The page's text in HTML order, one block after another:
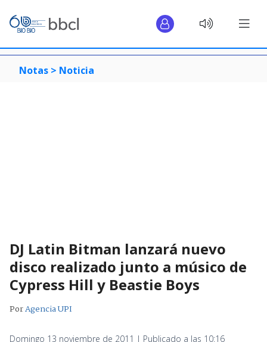
Notas > Noticia
DJ Latin Bitman lanzará nuevo
disco realizado junto a músico de
Cypress Hill y Beastie Boys
PorAgencia UPI
Domingo 13 noviembre de 2011 | Publicado a las 10:16